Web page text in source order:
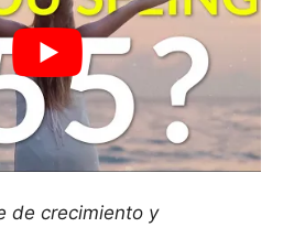
de crecimiento y